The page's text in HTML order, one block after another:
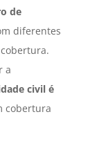
de
diferentes
a
civil é
cobertura